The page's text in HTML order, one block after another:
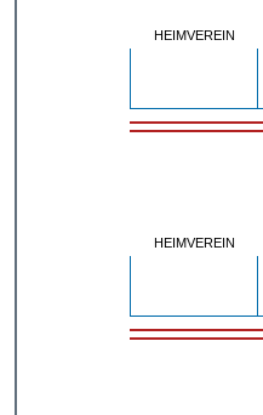
HEIMVEREIN
HEIMVEREIN